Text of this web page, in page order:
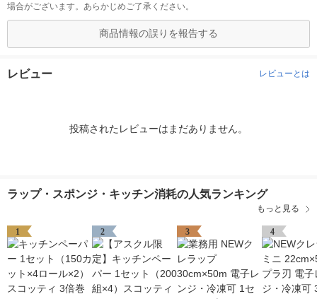
場合がございます。あらかじめご了承ください。
商品情報の誤りを報告する
レビュー レビューとは
投稿されたレビューはまだありません。
ラップ・スポンジ・キッチン消耗の人気ランキング
もっと見る
1 2 3 4